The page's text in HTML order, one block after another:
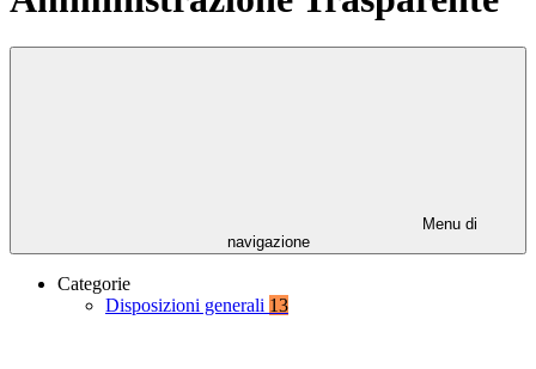
Menu di
navigazione
Categorie
Disposizioni generali 13